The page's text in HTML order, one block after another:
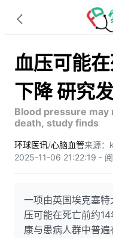
血压可能
下降 研究
Blood pressure
death, study finds
环球医讯/心脑血管来源：
2025-11-06 21:22:19 -
一项由英国埃克塞
压可能在死亡前约
康与患病人群中普